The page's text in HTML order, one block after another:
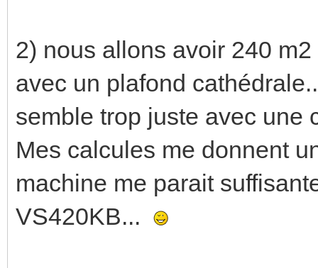
2) nous allons avoir 240
avec un plafond
semble trop juste avec une
Mes calcules me donnent
machine me parait
VS420KB...